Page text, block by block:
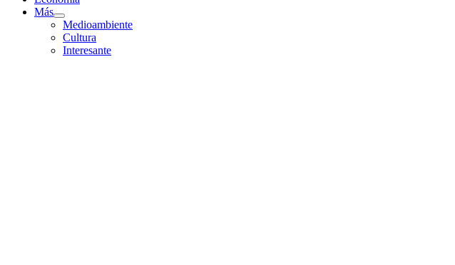
Más
Mostrar
el
submenú
Medioambiente
Cultura
Interesante